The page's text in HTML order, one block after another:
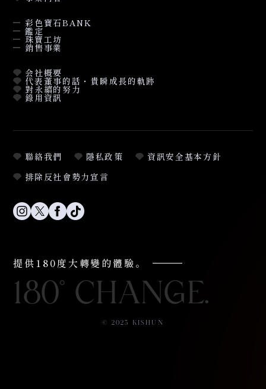
彩色寶石BANK
鑑定
珠寶工坊
銷售事業
会社概要
代表董事的話・貴瞬成長的軌跡
對永續的努力
錄用資訊
聯絡我們 隱私政策
資訊安全基本方針
排除反社會勢力宣言
提供180度大轉變的體驗。
180° CHANGE.
© 2023 KISHUN